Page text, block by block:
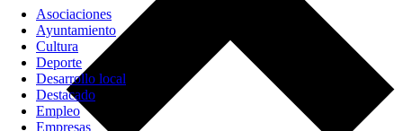
Asociaciones
Ayuntamiento
Cultura
Deporte
Desarrollo local
Destacado
Empleo
Empresas